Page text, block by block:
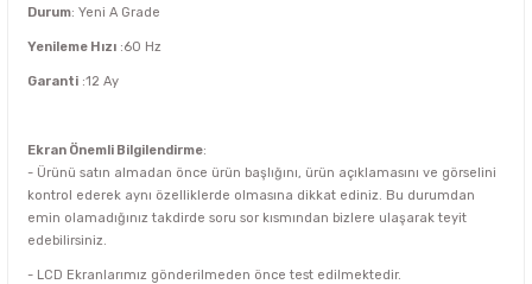
Durum: Yeni A Grade
Yenileme Hızı :60 Hz
Garanti :12 Ay
Ekran Önemli Bilgilendirme:
- Ürünü satın almadan önce ürün başlığını, ürün açıklamasını ve görselini
kontrol ederek aynı özelliklerde olmasına dikkat ediniz. Bu durumdan
emin olamadığınız takdirde soru sor kısmından bizlere ulaşarak teyit
edebilirsiniz.
- LCD Ekranlarımız gönderilmeden önce test edilmektedir.